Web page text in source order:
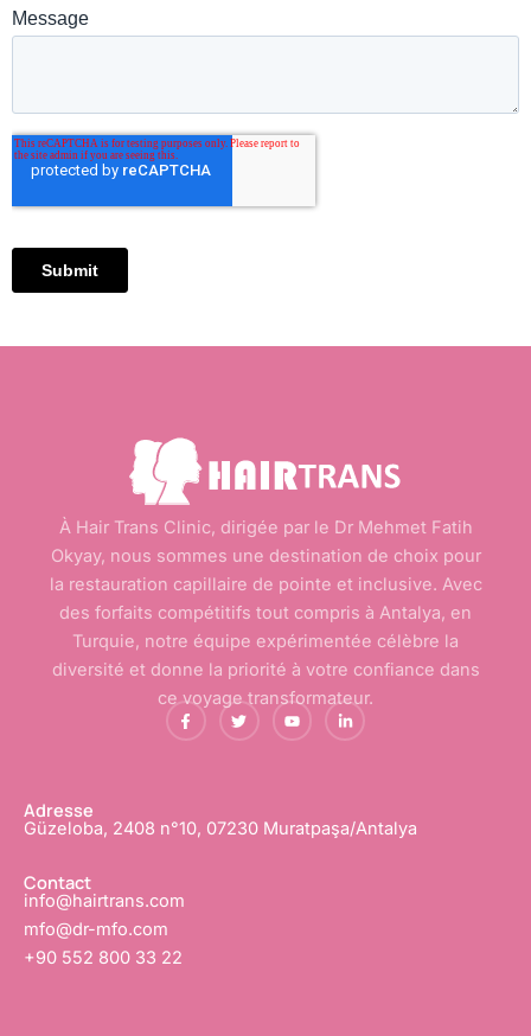
À Hair Trans Clinic, dirigée par le Dr Mehmet Fatih
Okyay, nous sommes une destination de choix pour
la restauration capillaire de pointe et inclusive. Avec
des forfaits compétitifs tout compris à Antalya, en
Turquie, notre équipe expérimentée célèbre la
diversité et donne la priorité à votre confiance dans
ce voyage transformateur.
F
a
c
-
T
w
i
Y
o
u
L
i
n
-
Adresse
Güzeloba, 2408 n°10, 07230 Muratpaşa/Antalya
Contact
info@hairtrans.com
mfo@dr-mfo.com
+90 552 800 33 22